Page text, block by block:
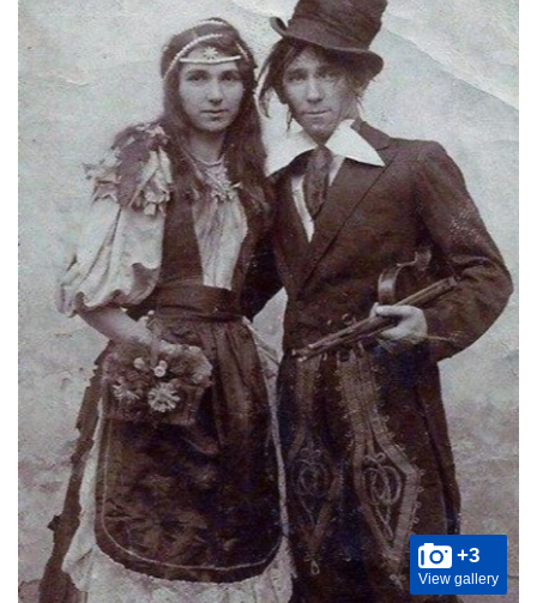
+3
View gallery